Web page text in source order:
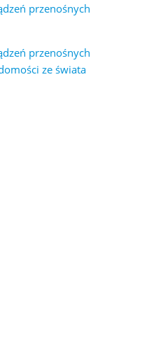
przenośnych
przenośnych
ze świata